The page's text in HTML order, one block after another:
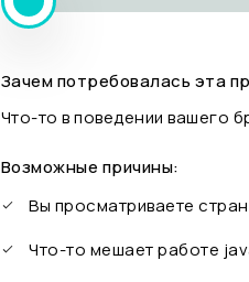
Зачем потребовалась эта
Что-то в поведении вашего
Возможные причины:
Вы просматриваете
Что-то мешает работе